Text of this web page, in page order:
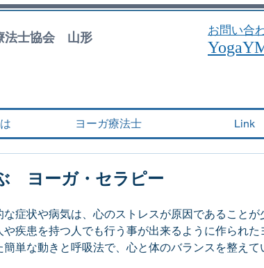
法士協会 山形
お問い合
ヨーガ療法士 Link
ヨーガ・セラピー
症状や病気は、心のストレスが原因であることが
疾患を持つ人でも行う事が出来るように作られた
簡単な動きと呼吸法で、心と体のバランスを整え